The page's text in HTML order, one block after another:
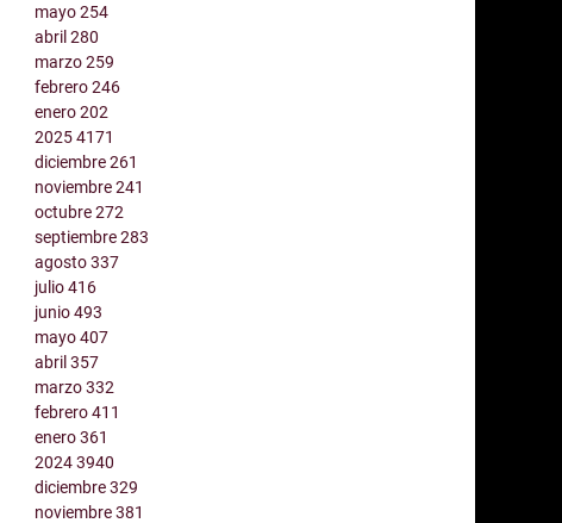
mayo254
abril280
marzo259
febrero246
enero202
20254171
diciembre261
noviembre241
octubre272
septiembre283
agosto337
julio416
junio493
mayo407
abril357
marzo332
febrero411
enero361
20243940
diciembre329
noviembre381